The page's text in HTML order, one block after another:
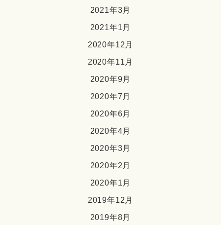
2021年3月
2021年1月
2020年12月
2020年11月
2020年9月
2020年7月
2020年6月
2020年4月
2020年3月
2020年2月
2020年1月
2019年12月
2019年8月